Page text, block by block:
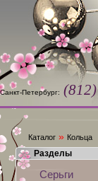
Санкт-Петербург:
Каталог » Кольца
Разделы
Серьги